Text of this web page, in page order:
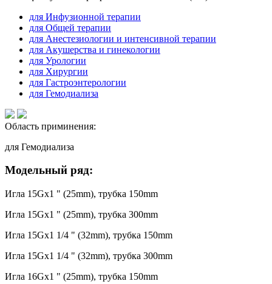
для Инфузионной терапии
для Общей терапии
для Анестезиологии и интенсивной терапии
для Акушерства и гинекологии
для Урологии
для Хирургии
для Гастроэнтерологии
для Гемодиализа
Область приминения:
для Гемодиализа
Модельный ряд:
Игла 15Gx1 " (25mm), трубка 150mm
Игла 15Gx1 " (25mm), трубка 300mm
Игла 15Gx1 1/4 " (32mm), трубка 150mm
Игла 15Gx1 1/4 " (32mm), трубка 300mm
Игла 16Gx1 " (25mm), трубка 150mm